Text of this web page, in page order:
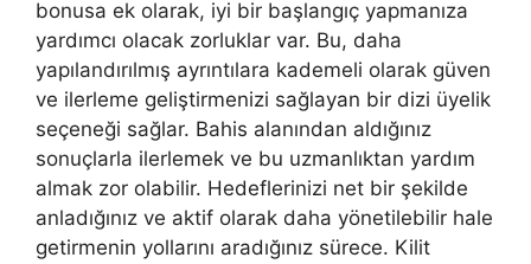
bonusa ek olarak, iyi bir başlangıç ​​yapmanıza
yardımcı olacak zorluklar var. Bu, daha
yapılandırılmış ayrıntılara kademeli olarak güven
ve ilerleme geliştirmenizi sağlayan bir dizi üyelik
seçeneği sağlar. Bahis alanından aldığınız
sonuçlarla ilerlemek ve bu uzmanlıktan yardım
almak zor olabilir. Hedeflerinizi net bir şekilde
anladığınız ve aktif olarak daha yönetilebilir hale
getirmenin yollarını aradığınız sürece. Kilit